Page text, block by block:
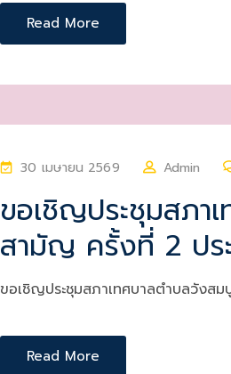
Read More
P
S
T
D
30 เมษายน 2569 Admin
ขอเชิญประชุมสภ
สามัญ ครั้งที่ 2 ปร
ขอเชิญประชุมสภาเทศบาลตำบลวัง
Read More